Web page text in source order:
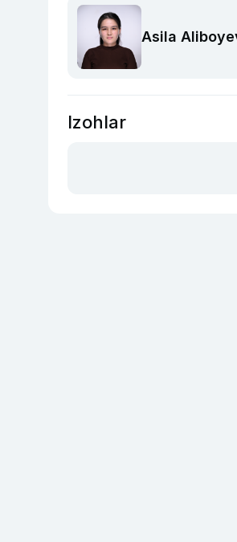
Asila
Izohlar